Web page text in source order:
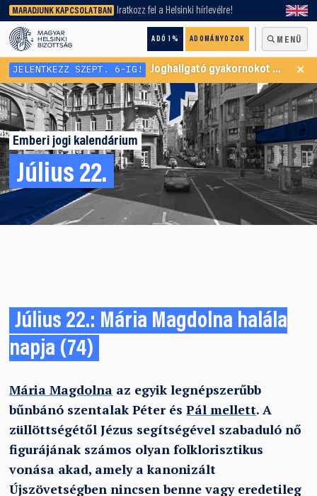
MARADJUNK KAPCSOLATBAN Iratkozz fel a Helsinki hírlevélre!
ADÓ 1% ADOMÁNYOZOK MENÜ
keresőnket!
JELENTKEZZ SZEPT. 6-IG! Joghallgató gyakornokot keresünk Menekültügyi Programunkba ×
Emberi jogi kalendárium
Július 22.
Július 22.: Mária Magdolna halála
napja (74)
Mária Magdolna az egyik legnépszerűbb
bűnbánó szentalak Péter ésPál mellett. A
züllöttségétől Jézus segítségével szabaduló nő
figurájának számos olyan folklorisztikus
vonása akad, amely a kanonizált
Újszövetségben nincsen benne vagy eredetileg